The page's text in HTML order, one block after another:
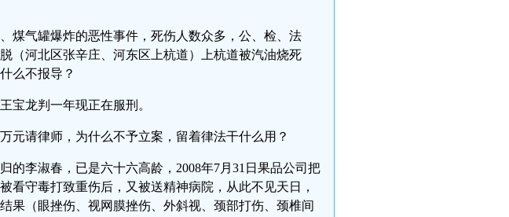
煤气罐爆炸的恶性事件，死伤人数众多，公、检、法
（河北区张辛庄、河东区上杭道）上杭道被汽油烧死
么不报导？
宝龙判一年现正在服刑。
元请律师，为什么不予立案，留着律法干什么用？
的李淑春，已是六十六高龄，2008年7月31日果品公司把
看守毒打致重伤后，又被送精神病院，从此不见天日，
果（眼挫伤、视网膜挫伤、外斜视、颈部打伤、颈椎间